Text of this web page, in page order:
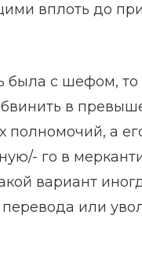
вплоть до
была с шефом, то
в
полномочий, а
го в
вариант
или